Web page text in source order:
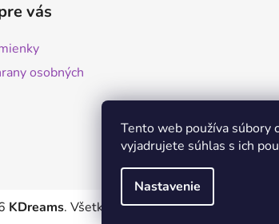
Tento web používa súbory
vyjadrujete súhlas s ich
Nastavenie
vás
osobných
KDreams. Všetky práva vyhradené.